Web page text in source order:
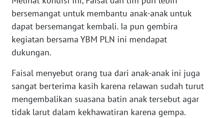
bersemangat untuk membantu anak-anak untuk
dapat bersemangat kembali. Ia pun gembira
kegiatan bersama YBM PLN ini mendapat
dukungan.
Faisal menyebut orang tua dari anak-anak ini juga
sangat berterima kasih karena relawan sudah turut
mengembalikan suasana batin anak tersebut agar
tidak larut dalam kekhawatiran karena gempa.
JATENG
WN
NUSANTARA
JOGJA
WN
JATIM